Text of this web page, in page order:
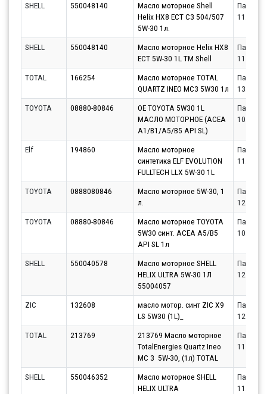
SHELL 550048140
Масло моторное Shell
Helix HX8 ECT C3 504/507
5W-30 1л.
Партнёр
SHELL 550048140
Масло моторное Helix HX8
ECT 5W-30 1L ТМ Shell
Партнёр
TOTAL
166254
Масло моторное TOTAL
QUARTZ INEO MC3 5W30 1л
Партнёр
TOYOTA
08880-80846
OE TOYOTA 5W30 1L
МАСЛО МОТОРНОЕ (ACEA
A1/B1/A5/B5 API SL)
Партнёр
Elf 194860
Масло моторное
синтетика ELF EVOLUTION
FULLTECH LLX 5W-30 1L
Партнёр
TOYOTA 0888080846
Масло моторное 5W-30, 1
л.
Партнёр
TOYOTA
08880-80846
Масло моторное TOYOTA
5W30 синт. ACEA A5/B5
API SL 1л
Партнёр
SHELL 550040578
Масло моторное SHELL
HELIX ULTRA 5W-30 1Л
55004057
Партнёр
ZIC 132608
масло мотор. синт ZIC X9
LS 5W30 (1L)_
Партнёр
TOTAL
213769
213769 Масло моторное
TotalEnergies Quartz Ineo
MC 3 5W-30, (1л) TOTAL
Партнёр
SHELL 550046352
Масло моторное SHELL
HELIX ULTRA
Партнёр